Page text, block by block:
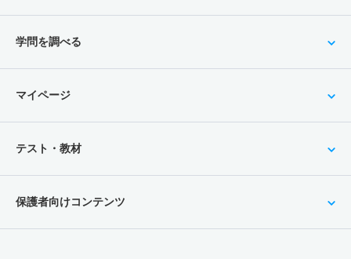
学問を調べる
マイページ
テスト・教材
保護者向けコンテンツ